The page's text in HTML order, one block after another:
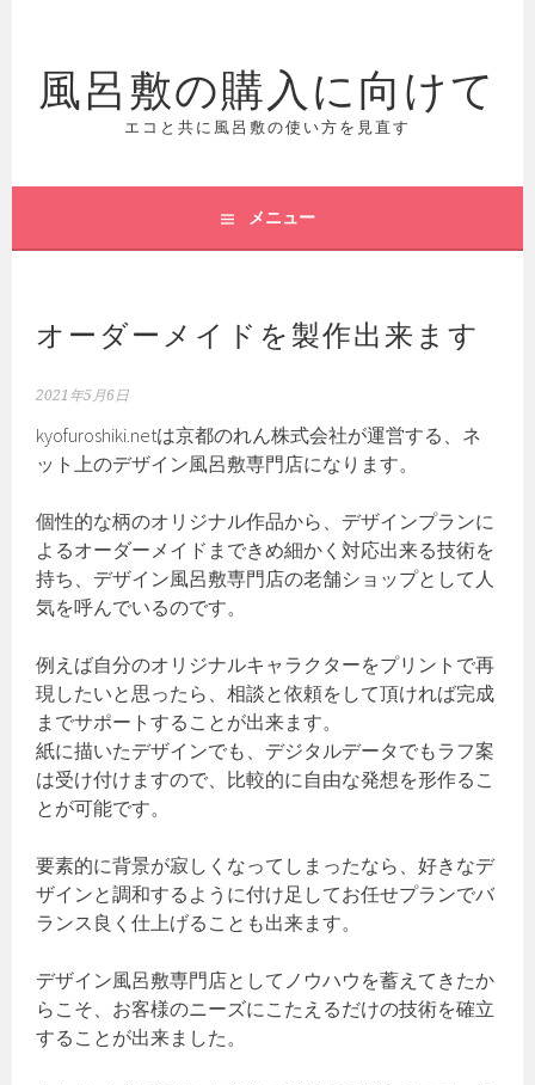
ス
ッ
風呂敷の購入に向けて
エコと共に風呂敷の使い方を見直す
メニュー
オーダーメイドを製作出来ます
2021年5月6日
kyofuroshiki.netは京都のれん株式会社が運営する、ネ
ット上のデザイン風呂敷専門店になります。
個性的な柄のオリジナル作品から、デザインプランに
よるオーダーメイドまできめ細かく対応出来る技術を
持ち、デザイン風呂敷専門店の老舗ショップとして人
気を呼んでいるのです。
例えば自分のオリジナルキャラクターをプリントで再
現したいと思ったら、相談と依頼をして頂ければ完成
までサポートすることが出来ます。
紙に描いたデザインでも、デジタルデータでもラフ案
は受け付けますので、比較的に自由な発想を形作るこ
とが可能です。
要素的に背景が寂しくなってしまったなら、好きなデ
ザインと調和するように付け足してお任せプランでバ
ランス良く仕上げることも出来ます。
デザイン風呂敷専門店としてノウハウを蓄えてきたか
らこそ、お客様のニーズにこたえるだけの技術を確立
することが出来ました。